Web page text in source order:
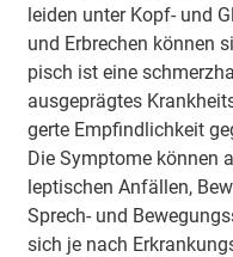
lei­den un­ter Kopf- und
und Er­bre­chen kön­nen
pisch ist ei­ne
aus­ge­präg­tes
ger­te Emp­find­lich­keit
Die Symp­to­me kön­nen
lep­ti­schen An­fäl­len,
Sprech- und
sich je nach